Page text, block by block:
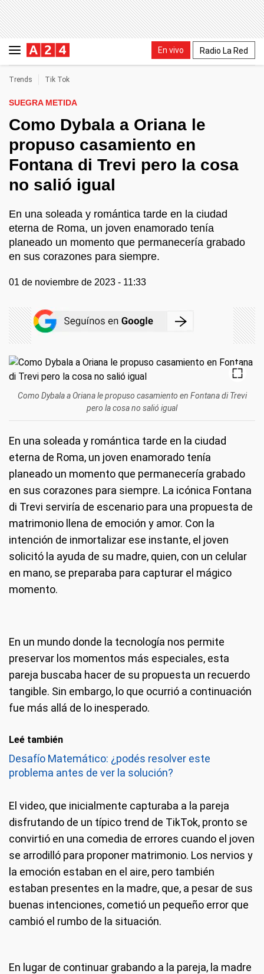
En vivo Radio La Red
Trends Tik Tok
SUEGRA METIDA
Como Dybala a Oriana le
propuso casamiento en
Fontana di Trevi pero la cosa
no salió igual
En una soleada y romántica tarde en la ciudad
eterna de Roma, un joven enamorado tenía
planeado un momento que permanecería grabado
en sus corazones para siempre.
01 de noviembre de 2023 - 11:33
Como Dybala a Oriana le propuso casamiento en Fontana di Trevi
pero la cosa no salió igual
En una soleada y romántica tarde en la ciudad
eterna de Roma, un joven enamorado tenía
planeado un momento que permanecería grabado
en sus corazones para siempre. La icónica Fontana
di Trevi serviría de escenario para una propuesta de
matrimonio llena de emoción y amor. Con la
intención de inmortalizar ese instante, el joven
solicitó la ayuda de su madre, quien, con un celular
en mano, se preparaba para capturar el mágico
momento.
En un mundo donde la tecnología nos permite
preservar los momentos más especiales, esta
pareja buscaba hacer de su propuesta un recuerdo
tangible. Sin embargo, lo que ocurrió a continuación
fue más allá de lo inesperado.
Leé también
Desafío Matemático: ¿podés resolver este
problema antes de ver la solución?
El video, que inicialmente capturaba a la pareja
disfrutando de un típico trend de TikTok, pronto se
convirtió en una comedia de errores cuando el joven
se arrodilló para proponer matrimonio. Los nervios y
la emoción estaban en el aire, pero también
estaban presentes en la madre, que, a pesar de sus
buenas intenciones, cometió un pequeño error que
cambió el rumbo de la situación.
En lugar de continuar grabando a la pareja, la madre